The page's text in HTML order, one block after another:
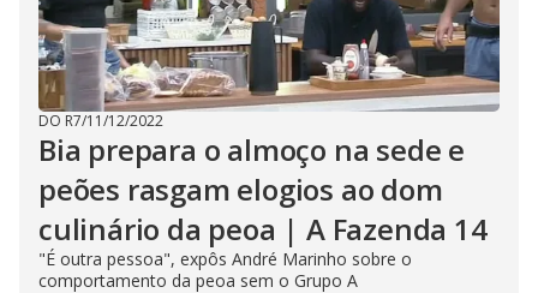
DO R7/11/12/2022
Bia prepara o almoço na sede e
peões rasgam elogios ao dom
culinário da peoa | A Fazenda 14
"É outra pessoa", expôs André Marinho sobre o
comportamento da peoa sem o Grupo A